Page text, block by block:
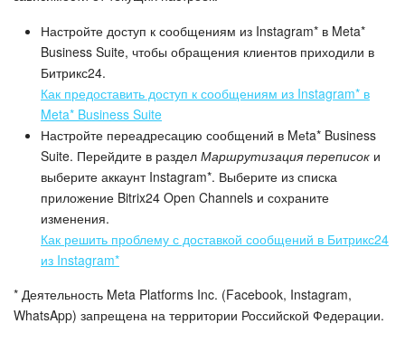
Настройте доступ к сообщениям из Instagram* в Meta*
Business Suite, чтобы обращения клиентов приходили в
Битрикс24.
Как предоставить доступ к сообщениям из Instagram* в
Meta* Business Suite
Настройте переадресацию сообщений в Mеta* Business
Suite. Перейдите в раздел Маршрутизация переписок и
выберите аккаунт Instagram*. Выберите из списка
приложение Bitrix24 Open Channels и сохраните
изменения.
Как решить проблему с доставкой сообщений в Битрикс24
из Instagram*
* Деятельность Meta Platforms Inc. (Facebook, Instagram,
WhatsApp) запрещена на территории Российской Федерации.